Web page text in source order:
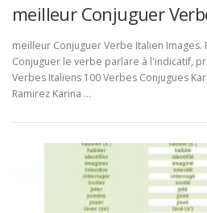
meilleur Conjuguer
meilleur Conjuguer Verbe Italien Images.
Conjuguer le verbe parlare à l'indicatif,
Verbes Italiens 100 Verbes Conjugues
Ramirez Karina …